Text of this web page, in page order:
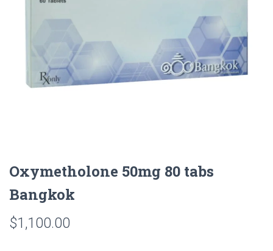
Oxymetholone 50mg 80 tabs
Bangkok
$1,100.00